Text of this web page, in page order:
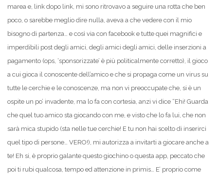
marea e, link dopo link, mi sono ritrovavo a seguire una rotta che ben
poco, o sarebbe meglio dire nulla, aveva a che vedere con il mio
bisogno di partenza… e così via con facebook e tutte quei magnifici e
imperdibili post degli amici, degli amici degli amici, delle inserzioni a
pagamento (ops, ‘sponsorizzate’ è più politicalmente corretto), il gioco
a cui gioca il conoscente dell’amico e che si propaga come un virus su
tutte le cerchie e le conoscenze, ma non vi preoccupate che, si è un
ospite un po’ invadente, ma lo fa con cortesia, anzi vi dice “Ehi! Guarda
che quel tuo amico sta giocando con me, e visto che lo fa lui, che non
sarà mica stupido (sta nelle tue cerchie! E tu non hai scelto di inserirci
quel tipo di persone… VERO!), mi autorizza a invitarti a giocare anche a
te! Eh si, è proprio galante questo giochino o questa app, peccato che
poi ti rubi qualcosa, tempo ed attenzione in primis… E’ proprio come